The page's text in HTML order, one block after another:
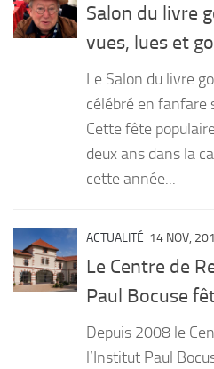
Salon du livre
vues, lues et
Le Salon du livre
célébré en fanfare
Cette fête
deux ans dans la
cette année...
ACTUALITÉ 14 NOV,
Le Centre de
Paul Bocuse
Depuis 2008 le
l’Institut Paul